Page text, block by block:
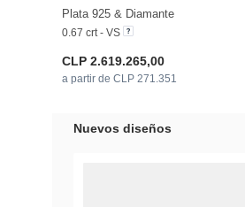
Plata 925 & Diamante
0.67 crt - VS
CLP 2.619.265,00
a partir de CLP 271.351
Nuevos diseños